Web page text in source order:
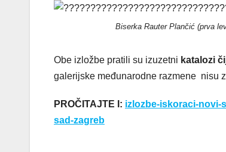
Biserka Rauter Plančić (prva
Obe izložbe pratili su izuzetni katalozi
galerijske međunarodne razmene nisu
PROČITAJTE I: izlozbe-iskoraci-novi-
sad-zagreb